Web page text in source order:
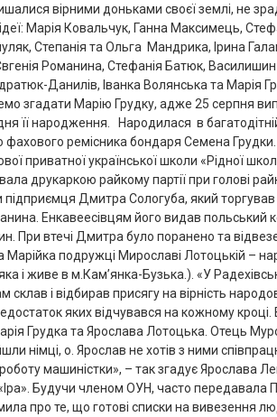
вірними доньками своєї землі, не
Марія Ковальчук, Ганна Максимець,
Степанія та Ольга Мандрика, Ірина
Романина, Стефанія Батюк,
Данилів, Іванка Волянська та Марія
згадати Марію Грудку, адже 25 серпня
її народження. Народилася в багатодітній
фахового ремісника бондаря Семена Грудки.
приватної української школи «Рідної
друкаркою райкому партії при голові
Дмитра Сологуба, який
Енкавеесівцям його видав польський
При втечі Дмитра було поранено та
подружці Мирославі Лотоцькій –
і живе в м.Кам’янка-Бузька.). «У
і відбирав присягу на вірність
яких відчувався на кожному кроці.
Грудка та Ярослава Лотоцька. Отець
німці, о. Ярослав не хотів з ними
машиністки», – так згадує Ярослава
Будучи членом ОУН, часто передавала
про те, що готові списки на вивезення